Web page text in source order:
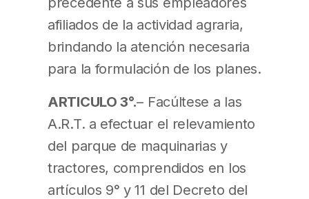
afiliados de la actividad agraria,
brindando la atención necesaria
para la formulación de los planes.
ARTICULO 3°.– Facúltese a las
A.R.T. a efectuar el relevamiento
del parque de maquinarias y
tractores, comprendidos en los
artículos 9° y 11 del Decreto del